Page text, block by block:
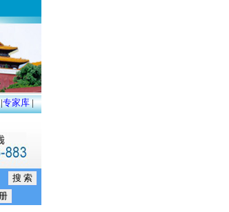
|专家库|